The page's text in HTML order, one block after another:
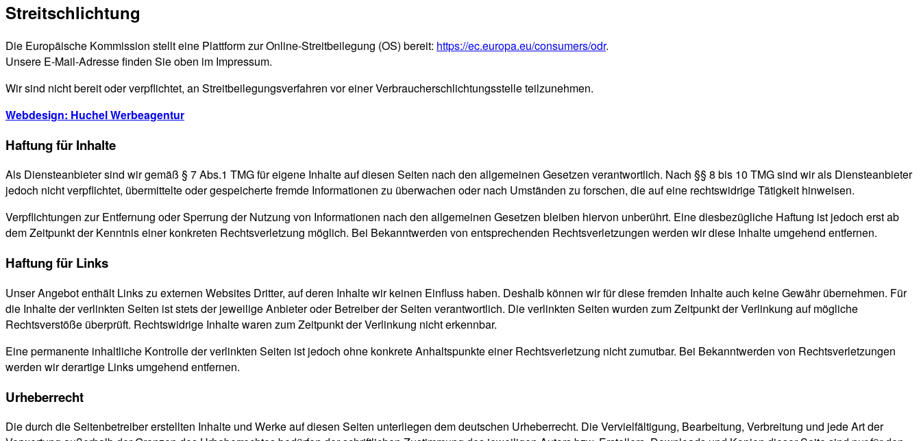
Streitschlichtung
Die Europäische Kommission stellt eine Plattform zur Online-Streitbeilegung (OS) bereit: https://ec.europa.eu/consumers/odr.
Unsere E-Mail-Adresse finden Sie oben im Impressum.
Wir sind nicht bereit oder verpflichtet, an Streitbeilegungsverfahren vor einer Verbraucherschlichtungsstelle teilzunehmen.
Webdesign: Huchel Werbeagentur
Haftung für Inhalte
Als Diensteanbieter sind wir gemäß § 7 Abs.1 TMG für eigene Inhalte auf diesen Seiten nach den allgemeinen Gesetzen verantwortlich. Nach §§ 8 bis 10 TMG sind wir als Diensteanbieter
jedoch nicht verpflichtet, übermittelte oder gespeicherte fremde Informationen zu überwachen oder nach Umständen zu forschen, die auf eine rechtswidrige Tätigkeit hinweisen.
Verpflichtungen zur Entfernung oder Sperrung der Nutzung von Informationen nach den allgemeinen Gesetzen bleiben hiervon unberührt. Eine diesbezügliche Haftung ist jedoch erst ab
dem Zeitpunkt der Kenntnis einer konkreten Rechtsverletzung möglich. Bei Bekanntwerden von entsprechenden Rechtsverletzungen werden wir diese Inhalte umgehend entfernen.
Haftung für Links
Unser Angebot enthält Links zu externen Websites Dritter, auf deren Inhalte wir keinen Einfluss haben. Deshalb können wir für diese fremden Inhalte auch keine Gewähr übernehmen. Für
die Inhalte der verlinkten Seiten ist stets der jeweilige Anbieter oder Betreiber der Seiten verantwortlich. Die verlinkten Seiten wurden zum Zeitpunkt der Verlinkung auf mögliche
Rechtsverstöße überprüft. Rechtswidrige Inhalte waren zum Zeitpunkt der Verlinkung nicht erkennbar.
Eine permanente inhaltliche Kontrolle der verlinkten Seiten ist jedoch ohne konkrete Anhaltspunkte einer Rechtsverletzung nicht zumutbar. Bei Bekanntwerden von Rechtsverletzungen
werden wir derartige Links umgehend entfernen.
Urheberrecht
Die durch die Seitenbetreiber erstellten Inhalte und Werke auf diesen Seiten unterliegen dem deutschen Urheberrecht. Die Vervielfältigung, Bearbeitung, Verbreitung und jede Art der